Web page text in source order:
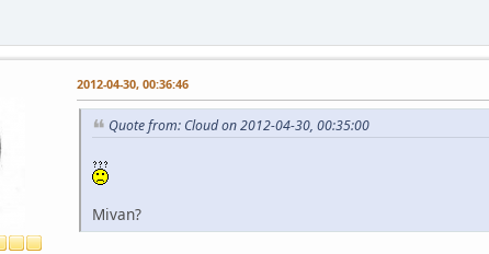
2012-04-30, 00:36:46
Quote from: Cloud on 2012-04-30, 00:35:00
Mivan?